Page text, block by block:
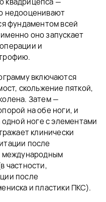
недооценивают
фундаментом всей
оно запускает
и
включаются
скольжение пяткой,
Затем —
на обе ноги, и
ноге с элементами
клинически
после
международным
частности,
после
и пластики ПКС).